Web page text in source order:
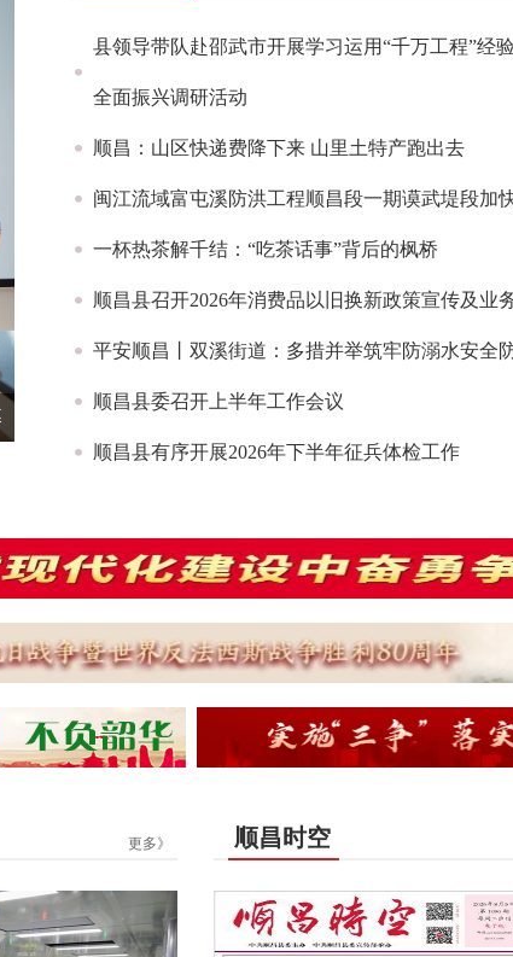
县领导带队赴邵武市开展学习运用“千万工程”经
全面振兴调研活动
顺昌：山区快递费降下来 山里土特产跑出去
闽江流域富屯溪防洪工程顺昌段一期谟武堤段加
一杯热茶解千结：“吃茶话事”背后的枫桥
顺昌县召开2026年消费品以旧换新政策宣传及业
平安顺昌丨双溪街道：多措并举筑牢防溺水安全
顺昌县委召开上半年工作会议
顺昌县有序开展2026年下半年征兵体检工作
更多》 顺昌时空